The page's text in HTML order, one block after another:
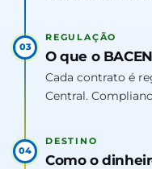
03
REGULAÇÃO
O que o
Cada contrato é
Central.
04
DESTINO
Como o